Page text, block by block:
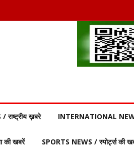
ख़बरे INTERNATIONAL
की खबरें SPORTS NEWS / स्पोर्ट्स की